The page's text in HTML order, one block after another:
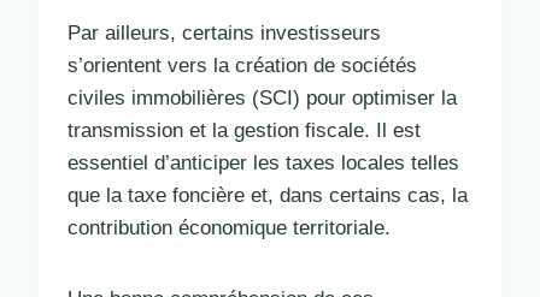
Par ailleurs, certains investisseurs
s’orientent vers la création de sociétés
civiles immobilières (SCI) pour optimiser la
transmission et la gestion fiscale. Il est
essentiel d’anticiper les taxes locales telles
que la taxe foncière et, dans certains cas, la
contribution économique territoriale.